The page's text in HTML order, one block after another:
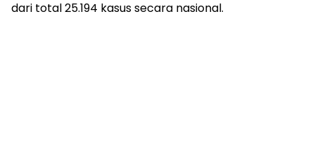
dari total 25.194 kasus secara nasional.